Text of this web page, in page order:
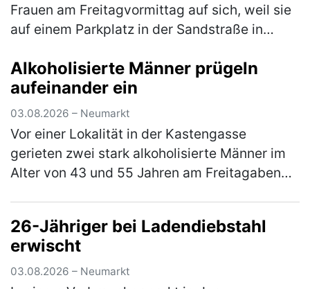
Frauen am Freitagvormittag auf sich, weil sie
auf einem Parkplatz in der Sandstraße in
Beamten bemerkten schnell, …(mehr)
Alkoholisierte Männer prügeln
aufeinander ein
03.08.2026 – Neumarkt
Vor einer Lokalität in der Kastengasse
gerieten zwei stark alkoholisierte Männer im
Alter von 43 und 55 Jahren am Freitagabend
26-Jähriger bei Ladendiebstahl
erwischt
03.08.2026 – Neumarkt